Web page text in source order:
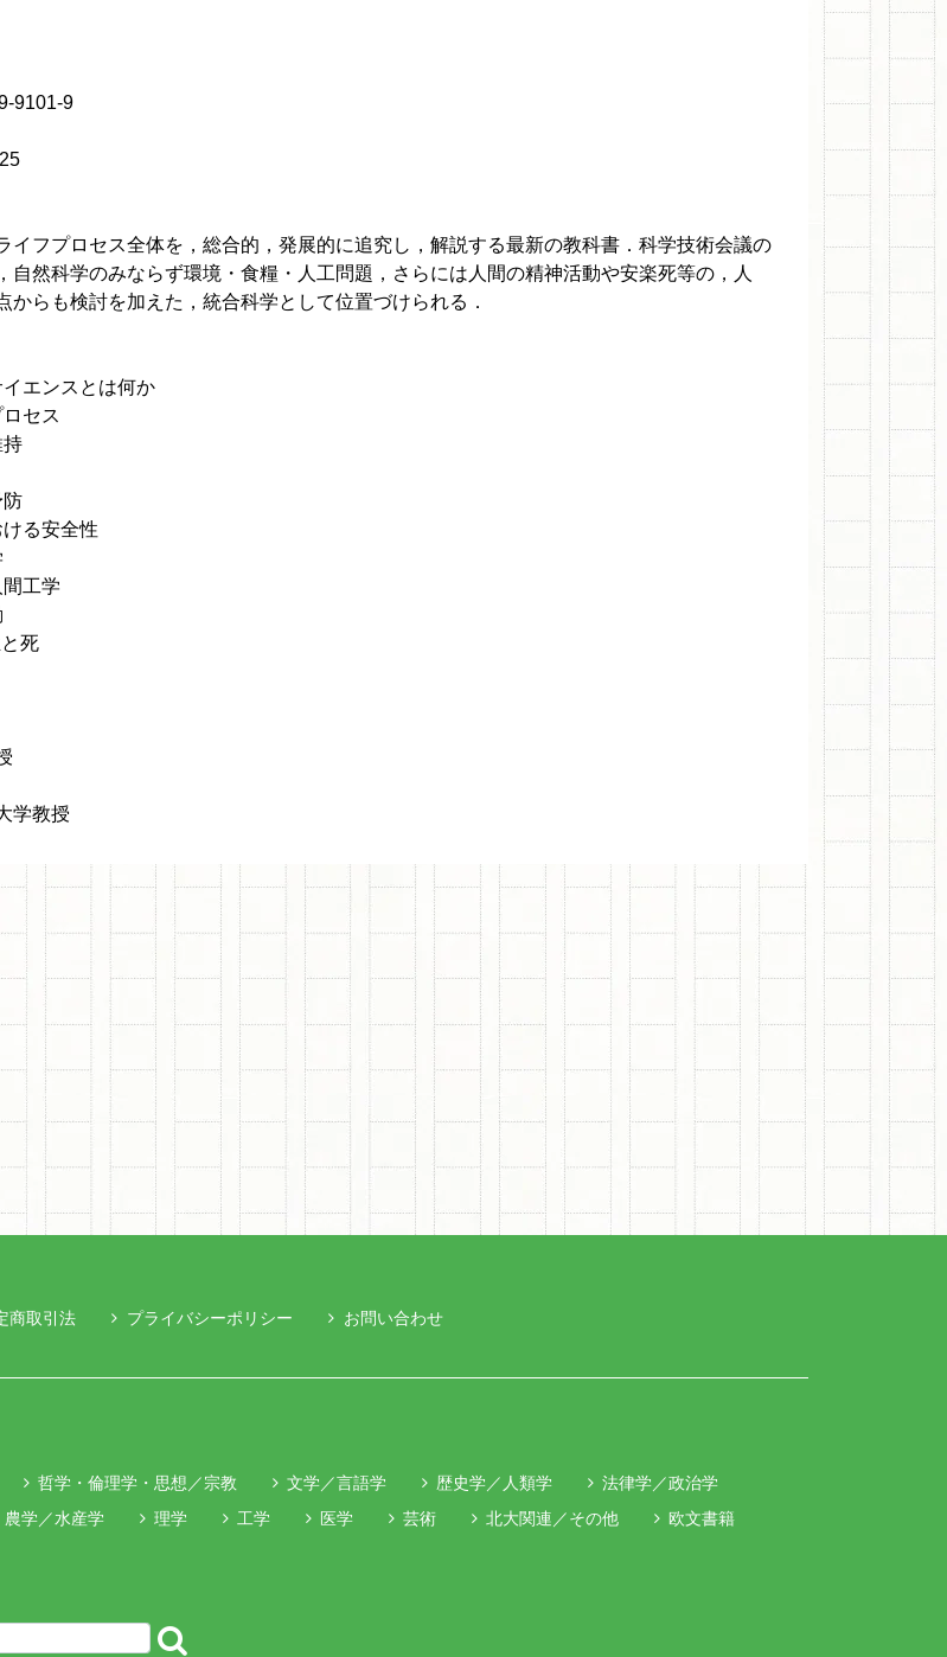
9101-9
イフプロセス全体を，総合的，発展的に追究し，解説する最新の教科書．科学技術会議の
自然科学のみならず環境・食糧・人工問題，さらには人間の精神活動や安楽死等の，人
からも検討を加えた，統合科学として位置づけられる．
エンスとは何か
セス
る安全性
工学
死
学教授
商取引法 プライバシーポリシー お問い合わせ
哲学・倫理学・思想／宗教 文学／言語学 歴史学／人類学
法律学／政治学
農学／水産学 理学 工学 医学 芸術 北大関連／その他
欧文書籍